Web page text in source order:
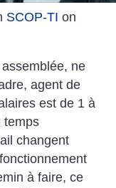
SCOP-TI on
ne
agent de
est de 1 à
temps
changent
à faire, ce